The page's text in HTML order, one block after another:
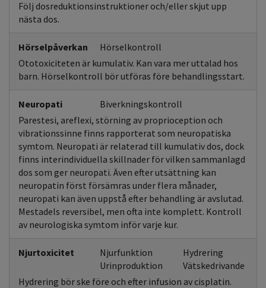
Följ dosreduktionsinstruktioner och/eller skjut upp
nästa dos.
Hörselpåverkan
Hörselkontroll
Ototoxiciteten är kumulativ. Kan vara mer uttalad hos
barn. Hörselkontroll bör utföras före behandlingsstart.
Neuropati
Biverkningskontroll
Parestesi, areflexi, störning av proprioception och
vibrationssinne finns rapporterat som neuropatiska
symtom. Neuropati är relaterad till kumulativ dos, dock
finns interindividuella skillnader för vilken sammanlagd
dos som ger neuropati. Även efter utsättning kan
neuropatin först försämras under flera månader,
neuropati kan även uppstå efter behandling är avslutad.
Mestadels reversibel, men ofta inte komplett. Kontroll
av neurologiska symtom inför varje kur.
Njurtoxicitet Njurfunktion
Hydrering
Urinproduktion
Vätskedrivande
Hydrering bör ske före och efter infusion av cisplatin.